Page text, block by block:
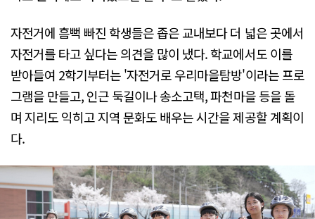
자전거에 흠뻑 빠진 학생들은 좁은 교내보다 더 넓은 곳에서
자전거를 타고 싶다는 의견을 많이 냈다. 학교에서도 이를
받아들여 2학기부터는 '자전거로 우리마을탐방'이라는 프로
그램을 만들고, 인근 둑길이나 송소고택, 파천마을 등을 돌
며 지리도 익히고 지역 문화도 배우는 시간을 제공할 계획이
다.